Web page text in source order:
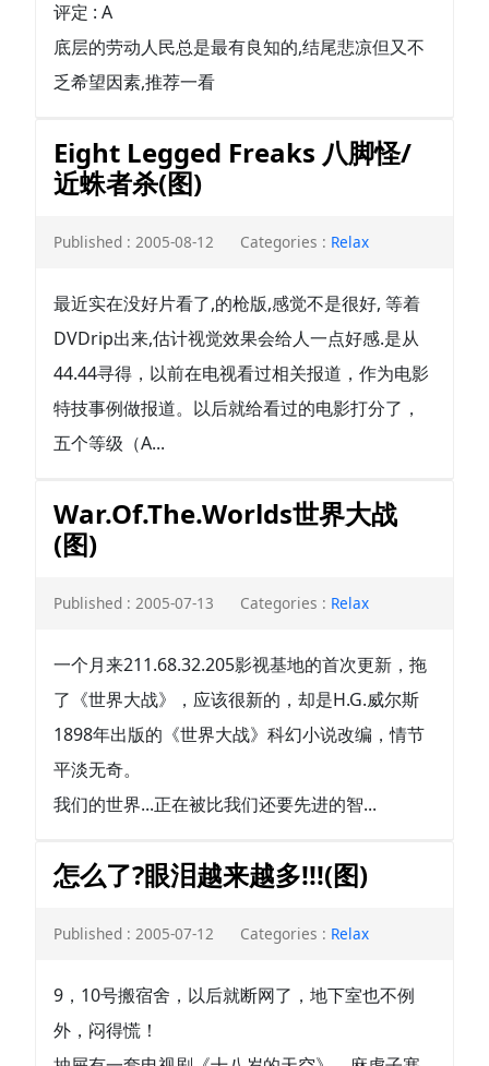
评定 : A
底层的劳动人民总是最有良知的,结尾悲凉但又不
乏希望因素,推荐一看
Eight Legged Freaks 八脚怪/
近蛛者杀(图)
Published : 2005-08-12 Categories : Relax
最近实在没好片看了,的枪版,感觉不是很好, 等着
DVDrip出来,估计视觉效果会给人一点好感.是从
44.44寻得，以前在电视看过相关报道，作为电影
特技事例做报道。以后就给看过的电影打分了，
五个等级（A...
War.Of.The.Worlds世界大战
(图)
Published : 2005-07-13 Categories : Relax
一个月来211.68.32.205影视基地的首次更新，拖
了《世界大战》，应该很新的，却是H.G.威尔斯
1898年出版的《世界大战》科幻小说改编，情节
平淡无奇。
我们的世界...正在被比我们还要先进的智...
怎么了?眼泪越来越多!!!(图)
Published : 2005-07-12 Categories : Relax
9，10号搬宿舍，以后就断网了，地下室也不例
外，闷得慌！